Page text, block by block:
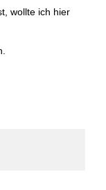
wollte ich hier